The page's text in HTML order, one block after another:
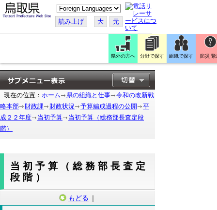
こ
の
ペ
ー
す
る
読み上げ 大 元
県外の方へ 分野で探す 組織で探す 防災 緊
現在の位置： ホーム 県の組織と仕事
令和の改新戦
略本部
財政課 財政状況 予算編成過程の公開
平
成２２年度
当初予算
当初予算（総務部長査定段
階）
当初予算（総務部長査定
段階）
もどる ｜